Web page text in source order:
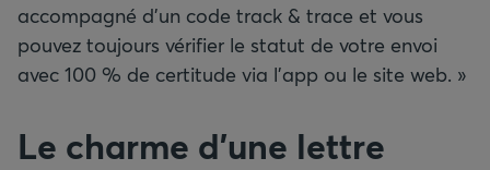
accompagné d’un code track & trace et vous
pouvez toujours vérifier le statut de votre envoi
avec 100 % de certitude via l’app ou le site web. »
Le charme d’une lettre